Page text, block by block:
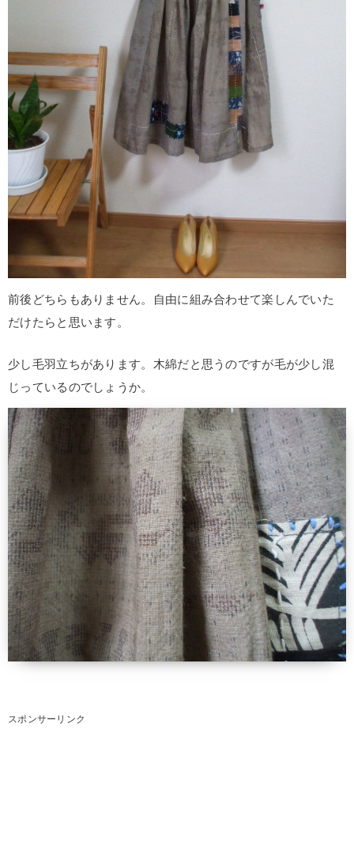
前後どちらもありません。自由に組み合わせて楽しんでいた
だけたらと思います。
少し毛羽立ちがあります。木綿だと思うのですが毛が少し混
じっているのでしょうか。
スポンサーリンク